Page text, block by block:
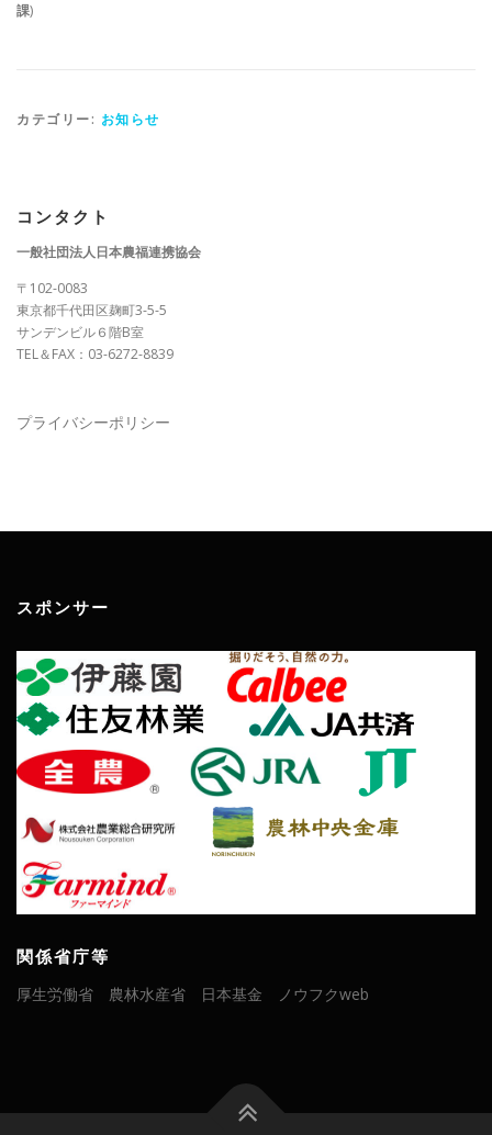
課)
カテゴリー: お知らせ
コンタクト
一般社団法人日本農福連携協会
〒102-0083
東京都千代田区麹町3-5-5
サンデンビル６階B室
TEL＆FAX：03-6272-8839
プライバシーポリシー
スポンサー
関係省庁等
厚生労働省 農林水産省 日本基金 ノウフクweb